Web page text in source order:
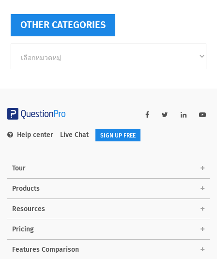
OTHER CATEGORIES
categories
Help center Live Chat SIGN UP FREE
Tour
Products
Resources
Pricing
Features Comparison